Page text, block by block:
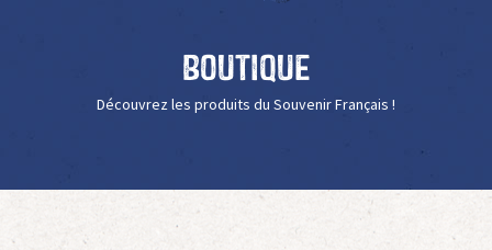
Boutique
Découvrez les produits du Souvenir Français !